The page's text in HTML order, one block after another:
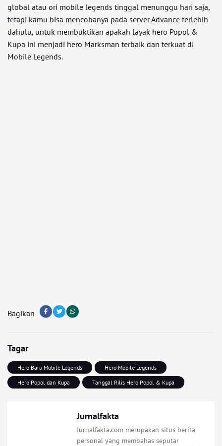
global atau ori mobile legends tinggal menunggu hari saja,
tetapi kamu bisa mencobanya pada server Advance terlebih
dahulu, untuk membuktikan apakah layak hero Popol &
Kupa ini menjadi hero Marksman terbaik dan terkuat di
Mobile Legends.
Bagikan
Tagar
Hero Baru Mobile Legends
Hero Mobile Legends
Hero Popol dan Kupa
Tanggal Rilis Hero Popol & Kupa
Jurnalfakta
Jurnalfakta.com merupakan situs berita
personal yang membahas seputar